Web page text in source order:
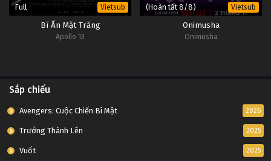
Full Vietsub
Bí Ẩn Mặt Trăng
Apollo 13
(Hoàn tất 8/8) Vietsub
Onimusha
Onimusha
Sắp chiếu
Avengers: Cuộc Chiến Bí Mật 2026
Trưởng Thành Lên 2025
Vuốt 2025